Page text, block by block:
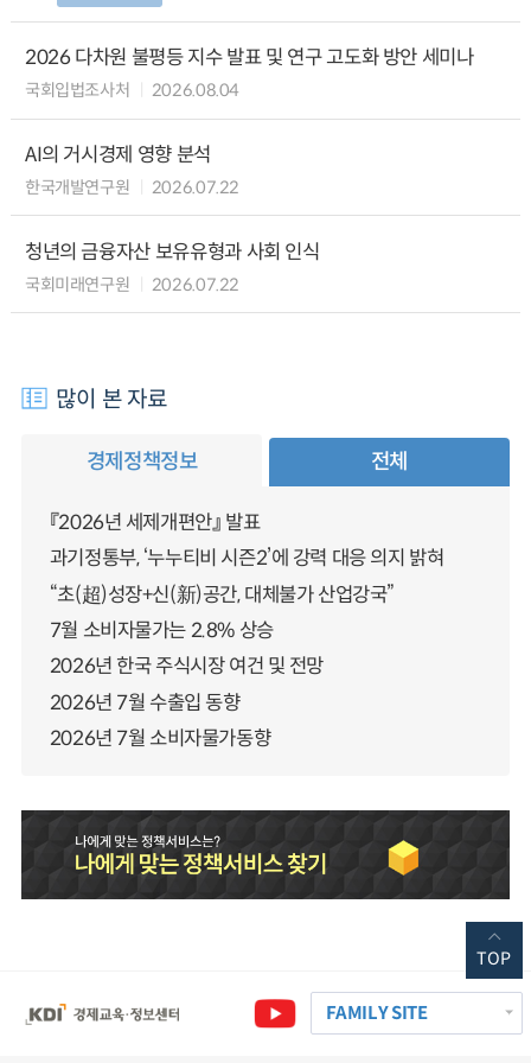
2026 다차원 불평등 지수 발표 및 연구 고도화 방안 세미나
국회입법조사처 2026.08.04
AI의 거시경제 영향 분석
한국개발연구원 2026.07.22
청년의 금융자산 보유유형과 사회 인식
국회미래연구원 2026.07.22
많이 본 자료
경제정책정보 전체
『2026년 세제개편안』 발표
과기정통부, ‘누누티비 시즌2’에 강력 대응 의지 밝혀
“초(超)성장+신(新)공간, 대체불가 산업강국”
7월 소비자물가는 2.8% 상승
2026년 한국 주식시장 여건 및 전망
2026년 7월 수출입 동향
2026년 7월 소비자물가동향
FAMILY SITE
TOP